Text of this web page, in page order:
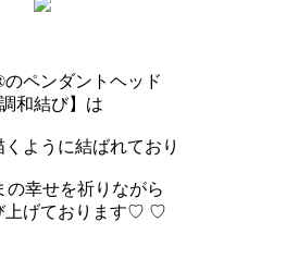
ペンダントヘッド
調和結び】は
ように結ばれており
の幸せを祈りながら
上げております♡ ♡